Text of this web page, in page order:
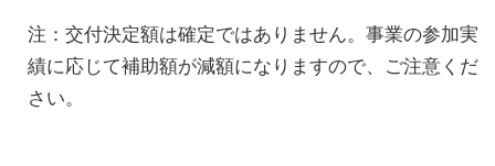
注：交付決定額は確定ではありません。事業の参加実
績に応じて補助額が減額になりますので、ご注意くだ
さい。